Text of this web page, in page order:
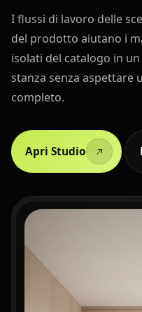
I flussi di lavoro delle
del prodotto aiutano i
isolati del catalogo in
stanza senza aspettare
completo.
Apri Studio